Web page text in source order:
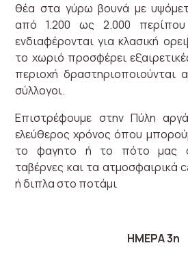
θέα στα γύρω βουνά με
από 1.200 ως 2.000
ενδιαφέρονται για κλασική
το χωριό προσφέρει
περιοχή δραστηριοποιούνται
σύλλογοι.
Επιστρέφουμε στην Πύλη
ελεύθερος χρόνος όπου
το φαγητο ή το πότο μας
ταβέρνες και τα ατμοσφαιρικά
ή διπλα στο ποτάμι
ΗΜΕΡΑ 3η